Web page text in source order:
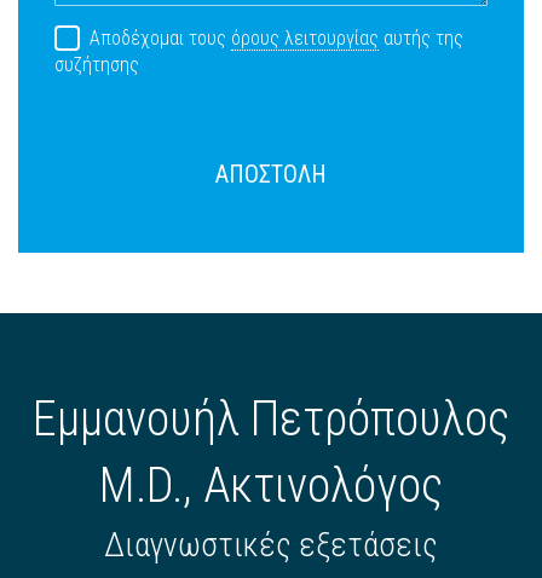
Αποδέχομαι τους όρους λειτουργίας αυτής της
συζήτησης
ΑΠΟΣΤΟΛΗ
Εμμανουήλ Πετρόπουλος
M.D., Ακτινολόγος
Διαγνωστικές εξετάσεις